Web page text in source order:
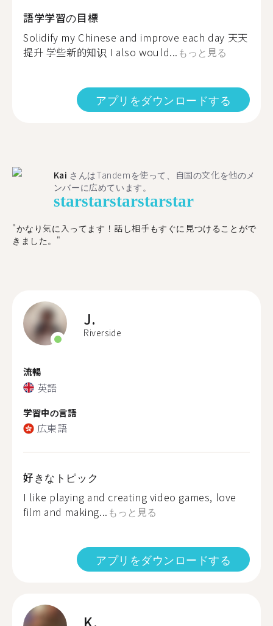
語学学習の目標
Solidify my Chinese and improve each day 天天
提升 学些新的知识 I also would... もっと見る
アプリをダウンロードする
Kai さんはTandemを使って、自国の文化を他のメ
ンバーに広めています。
starstarstarstarstar
"かなり気に入ってます！話し相手もすぐに見つけることがで
きました。"
J.
Riverside
流暢
英語
学習中の言語
広東語
好きなトピック
I like playing and creating video games, love
film and making... もっと見る
アプリをダウンロードする
K.